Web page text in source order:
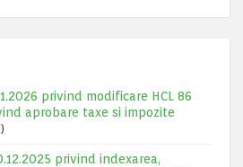
privind modificare HCL 86
aprobare taxe si impozite
privind indexarea,